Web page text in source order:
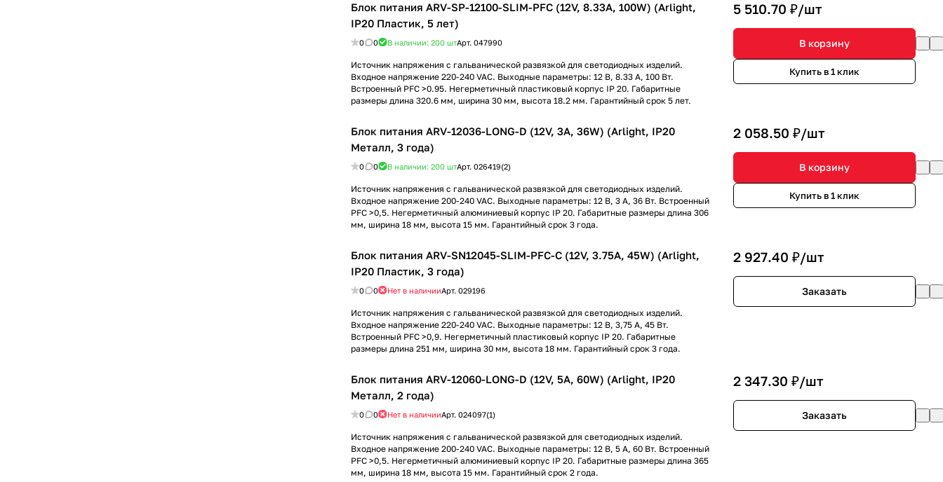
Блок питания ARV-SP-12100-SLIM-PFC (12V, 8.33A, 100W) (Arlight,
IP20 Пластик, 5 лет)
0 0 В наличии: 200 штАрт. 047990
Источник напряжения с гальванической развязкой для светодиодных изделий.
Входное напряжение 220-240 VAC. Выходные параметры: 12 В, 8.33 А, 100 Вт.
Встроенный PFC >0.95. Негерметичный пластиковый корпус IP 20. Габаритные
размеры длина 320.6 мм, ширина 30 мм, высота 18.2 мм. Гарантийный срок 5 лет.
5 510.70 ₽/шт
В корзину
Купить в 1 клик
Блок питания ARV-12036-LONG-D (12V, 3A, 36W) (Arlight, IP20
Металл, 3 года)
0 0 В наличии: 200 штАрт. 026419(2)
Источник напряжения с гальванической развязкой для светодиодных изделий.
Входное напряжение 200-240 VAC. Выходные параметры: 12 В, 3 А, 36 Вт. Встроенный
PFC >0,5. Негерметичный алюминиевый корпус IP 20. Габаритные размеры длина 306
мм, ширина 18 мм, высота 15 мм. Гарантийный срок 3 года.
2 058.50 ₽/шт
В корзину
Купить в 1 клик
Блок питания ARV-SN12045-SLIM-PFC-C (12V, 3.75A, 45W) (Arlight,
IP20 Пластик, 3 года)
0 0 Нет в наличииАрт. 029196
Источник напряжения с гальванической развязкой для светодиодных изделий.
Входное напряжение 220-240 VAC. Выходные параметры: 12 В, 3,75 А, 45 Вт.
Встроенный PFC >0,9. Негерметичный пластиковый корпус IP 20. Габаритные
размеры длина 251 мм, ширина 30 мм, высота 18 мм. Гарантийный срок 3 года.
2 927.40 ₽/шт
Заказать
Блок питания ARV-12060-LONG-D (12V, 5A, 60W) (Arlight, IP20
Металл, 2 года)
0 0 Нет в наличииАрт. 024097(1)
Источник напряжения с гальванической развязкой для светодиодных изделий.
Входное напряжение 200-240 VAC. Выходные параметры: 12 В, 5 А, 60 Вт. Встроенный
PFC >0,5. Негерметичный алюминиевый корпус IP 20. Габаритные размеры длина 365
мм, ширина 18 мм, высота 15 мм. Гарантийный срок 2 года.
2 347.30 ₽/шт
Заказать